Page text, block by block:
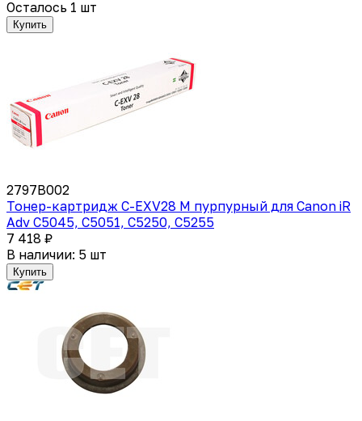
Осталось 1 шт
Купить
2797B002
Тонер-картридж C-EXV28 M пурпурный для Canon iR
Adv C5045, C5051, C5250, C5255
7 418 ₽
В наличии: 5 шт
Купить